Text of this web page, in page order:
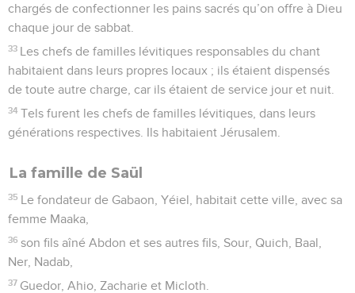
chargés de confectionner les pains sacrés qu’on offre à Dieu
chaque jour de sabbat.
33 Les chefs de familles lévitiques responsables du chant
habitaient dans leurs propres locaux ; ils étaient dispensés
de toute autre charge, car ils étaient de service jour et nuit.
34 Tels furent les chefs de familles lévitiques, dans leurs
générations respectives. Ils habitaient Jérusalem.
La famille de Saül
35 Le fondateur de Gabaon, Yéiel, habitait cette ville, avec sa
femme Maaka,
36 son fils aîné Abdon et ses autres fils, Sour, Quich, Baal,
Ner, Nadab,
37 Guedor, Ahio, Zacharie et Micloth.